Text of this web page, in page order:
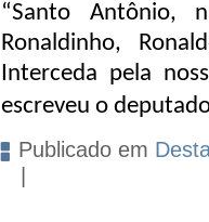
“Santo Antônio,
Ronaldinho,
Interceda pela
escreveu o
Publicado em